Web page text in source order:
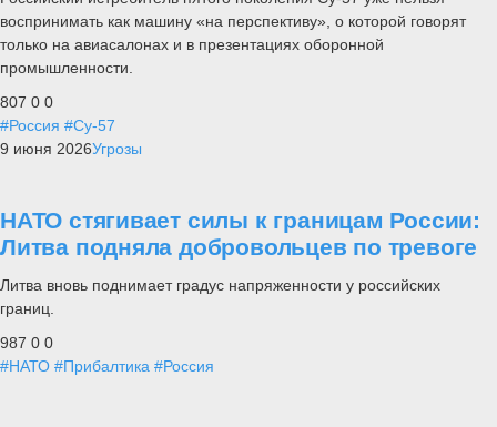
воспринимать как машину «на перспективу», о которой говорят
только на авиасалонах и в презентациях оборонной
промышленности.
807 0 0
#Россия #Су-57
9 июня 2026Угрозы
НАТО стягивает силы к границам России:
Литва подняла добровольцев по тревоге
Литва вновь поднимает градус напряженности у российских
границ.
987 0 0
#НАТО #Прибалтика #Россия